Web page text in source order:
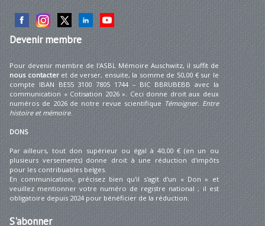
Devenirmembre
Pour devenir membre de l'ASBL Mémoire Auschwitz, il suffit de
nous contacteret de verser, ensuite, la somme de 50,00 € sur le
compte IBAN BE55 3100 7805 1744 – BIC BBRUBEBB avec la
communication « Cotisation 2026 ». Ceci donne droit aux deux
numéros de 2026 de notre revue scientifique Témoigner. Entre
histoire et mémoire.
DONS
Par ailleurs, tout don supérieur ou égal à 40,00 € (en un ou
plusieurs versements) donne droit à une réduction d'impôts
pour les contribuables belges.
En communication, précisez bien qu'il s'agit d'un « Don » et
veuillez mentionner votre numéro de registre national ; il est
obligatoire depuis 2024 pour bénéficier de la réduction.
S'abonner